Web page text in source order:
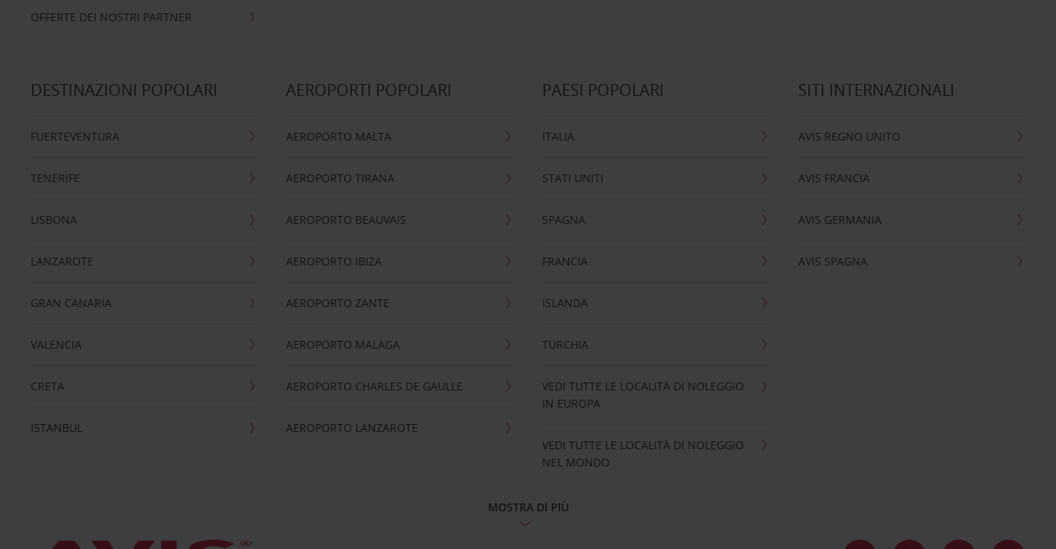
OFFERTE DEI NOSTRI PARTNER
DESTINAZIONI POPOLARI
FUERTEVENTURA
TENERIFE
LISBONA
LANZAROTE
GRAN CANARIA
VALENCIA
CRETA
ISTANBUL
AEROPORTI POPOLARI
AEROPORTO MALTA
AEROPORTO TIRANA
AEROPORTO BEAUVAIS
AEROPORTO IBIZA
AEROPORTO ZANTE
AEROPORTO MALAGA
AEROPORTO CHARLES DE GAULLE
AEROPORTO LANZAROTE
PAESI POPOLARI
ITALIA
STATI UNITI
SPAGNA
FRANCIA
ISLANDA
TURCHIA
VEDI TUTTE LE LOCALITÀ DI NOLEGGIO
IN EUROPA
VEDI TUTTE LE LOCALITÀ DI NOLEGGIO
NEL MONDO
SITI INTERNAZIONALI
AVIS REGNO UNITO
AVIS FRANCIA
AVIS GERMANIA
AVIS SPAGNA
MOSTRA DI PIÙ